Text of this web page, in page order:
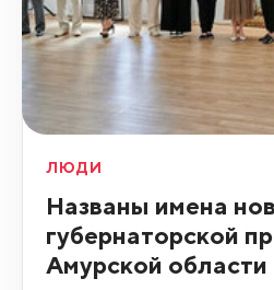
ЛЮДИ
Названы имена
губернаторской
Амурской